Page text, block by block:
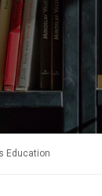
Education